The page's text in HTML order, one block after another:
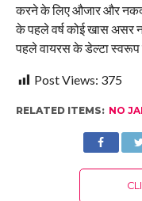
करने के लिए औजार और नकद
के पहले वर्ष कोई खास असर
पहले वायरस के डेल्टा स्वरूप
Post Views: 375
RELATED ITEMS: NO